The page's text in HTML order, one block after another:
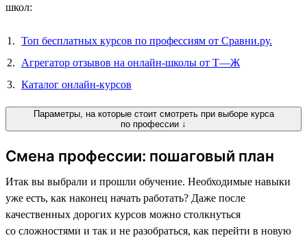
школ:
Топ бесплатных курсов по профессиям от Сравни.ру.
Агрегатор отзывов на онлайн-школы от Т—Ж
Каталог онлайн-курсов
Параметры, на которые стоит смотреть при выборе курса
по профессии ↓
Смена профессии: пошаговый план
Итак вы выбрали и прошли обучение. Необходимые навыки
уже есть, как наконец начать работать? Даже после
качественных дорогих курсов можно столкнуться
со сложностями и так и не разобраться, как перейти в новую